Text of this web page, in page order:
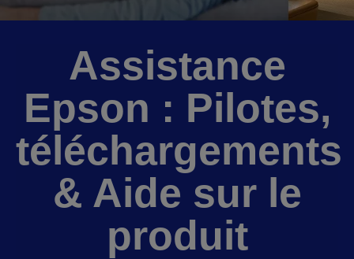
Assistance
Epson : Pilotes,
téléchargements
& Aide sur le
produit